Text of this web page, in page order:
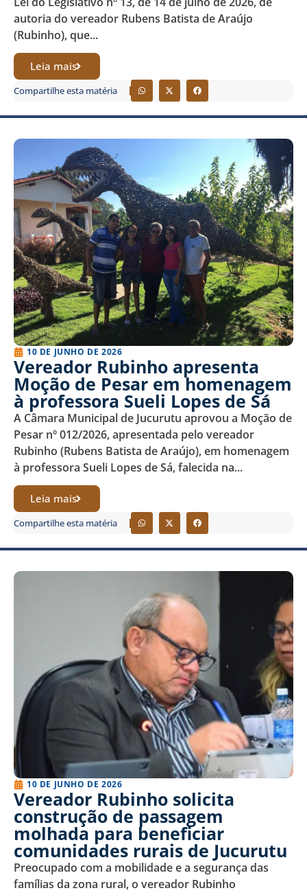
autoria do vereador Rubens Batista de Araújo
(Rubinho), que...
Leia mais
Compartilhe esta matéria
10 DE JUNHO DE 2026
Vereador Rubinho apresenta
Moção de Pesar em homenagem
à professora Sueli Lopes de Sá
A Câmara Municipal de Jucurutu aprovou a Moção de
Pesar nº 012/2026, apresentada pelo vereador
Rubinho (Rubens Batista de Araújo), em homenagem
à professora Sueli Lopes de Sá, falecida na...
Leia mais
Compartilhe esta matéria
10 DE JUNHO DE 2026
Vereador Rubinho solicita
construção de passagem
molhada para beneficiar
comunidades rurais de Jucurutu
Preocupado com a mobilidade e a segurança das
famílias da zona rural, o vereador Rubinho